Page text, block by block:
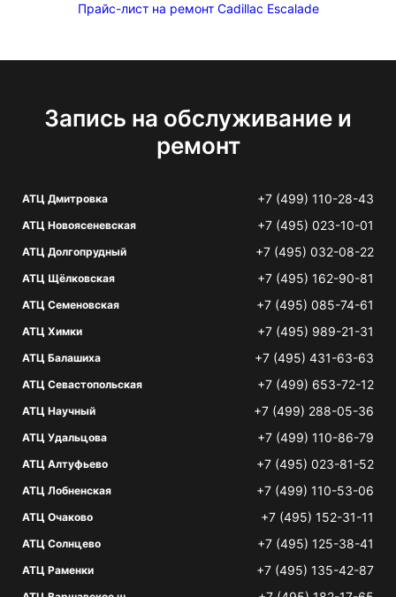
Прайс-лист на ремонт Cadillac Escalade
Запись на обслуживание и
ремонт
АТЦ Дмитровка +7 (499) 110-28-43
АТЦ Новоясеневская +7 (495) 023-10-01
АТЦ Долгопрудный +7 (495) 032-08-22
АТЦ Щёлковская +7 (495) 162-90-81
АТЦ Семеновская +7 (495) 085-74-61
АТЦ Химки +7 (495) 989-21-31
АТЦ Балашиха +7 (495) 431-63-63
АТЦ Севастопольская +7 (499) 653-72-12
АТЦ Научный +7 (499) 288-05-36
АТЦ Удальцова +7 (499) 110-86-79
АТЦ Алтуфьево +7 (495) 023-81-52
АТЦ Лобненская +7 (499) 110-53-06
АТЦ Очаково +7 (495) 152-31-11
АТЦ Солнцево +7 (495) 125-38-41
АТЦ Раменки +7 (495) 135-42-87